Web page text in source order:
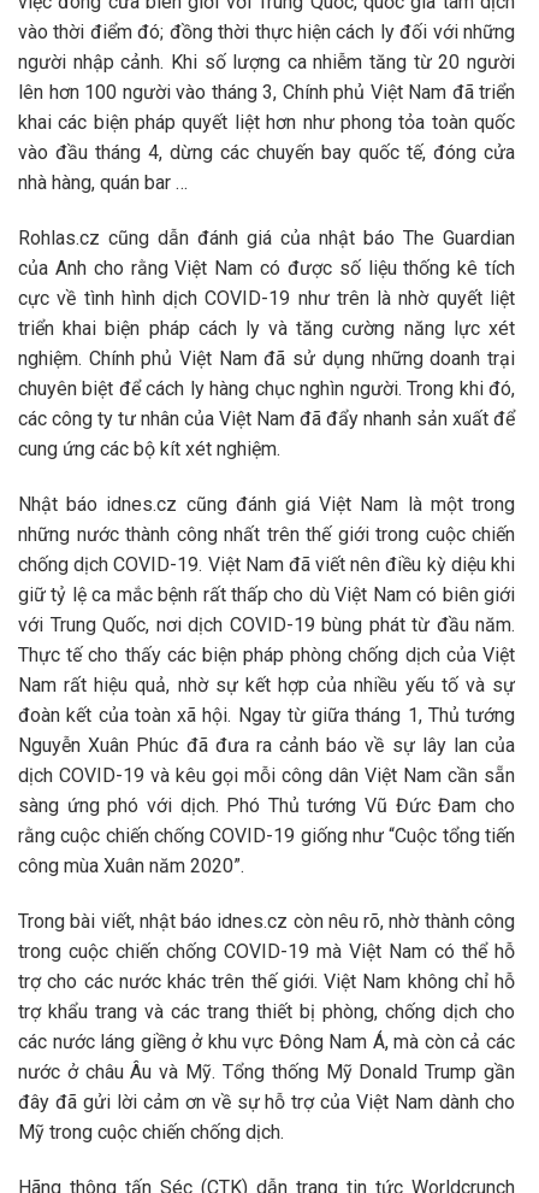
vào thời điểm đó; đồng thời thực hiện cách ly đối với những
người nhập cảnh. Khi số lượng ca nhiễm tăng từ 20 người
lên hơn 100 người vào tháng 3, Chính phủ Việt Nam đã triển
khai các biện pháp quyết liệt hơn như phong tỏa toàn quốc
vào đầu tháng 4, dừng các chuyến bay quốc tế, đóng cửa
nhà hàng, quán bar …
Rohlas.cz cũng dẫn đánh giá của nhật báo The Guardian
của Anh cho rằng Việt Nam có được số liệu thống kê tích
cực về tình hình dịch COVID-19 như trên là nhờ quyết liệt
triển khai biện pháp cách ly và tăng cường năng lực xét
nghiệm. Chính phủ Việt Nam đã sử dụng những doanh trại
chuyên biệt để cách ly hàng chục nghìn người. Trong khi đó,
các công ty tư nhân của Việt Nam đã đẩy nhanh sản xuất để
cung ứng các bộ kít xét nghiệm.
Nhật báo idnes.cz cũng đánh giá Việt Nam là một trong
những nước thành công nhất trên thế giới trong cuộc chiến
chống dịch COVID-19. Việt Nam đã viết nên điều kỳ diệu khi
giữ tỷ lệ ca mắc bệnh rất thấp cho dù Việt Nam có biên giới
với Trung Quốc, nơi dịch COVID-19 bùng phát từ đầu năm.
Thực tế cho thấy các biện pháp phòng chống dịch của Việt
Nam rất hiệu quả, nhờ sự kết hợp của nhiều yếu tố và sự
đoàn kết của toàn xã hội. Ngay từ giữa tháng 1, Thủ tướng
Nguyễn Xuân Phúc đã đưa ra cảnh báo về sự lây lan của
dịch COVID-19 và kêu gọi mỗi công dân Việt Nam cần sẵn
sàng ứng phó với dịch. Phó Thủ tướng Vũ Đức Đam cho
rằng cuộc chiến chống COVID-19 giống như “Cuộc tổng tiến
công mùa Xuân năm 2020”.
Trong bài viết, nhật báo idnes.cz còn nêu rõ, nhờ thành công
trong cuộc chiến chống COVID-19 mà Việt Nam có thể hỗ
trợ cho các nước khác trên thế giới. Việt Nam không chỉ hỗ
trợ khẩu trang và các trang thiết bị phòng, chống dịch cho
các nước láng giềng ở khu vực Đông Nam Á, mà còn cả các
nước ở châu Âu và Mỹ. Tổng thống Mỹ Donald Trump gần
đây đã gửi lời cảm ơn về sự hỗ trợ của Việt Nam dành cho
Mỹ trong cuộc chiến chống dịch.
Hãng thông tấn Séc (CTK) dẫn trang tin tức Worldcrunch